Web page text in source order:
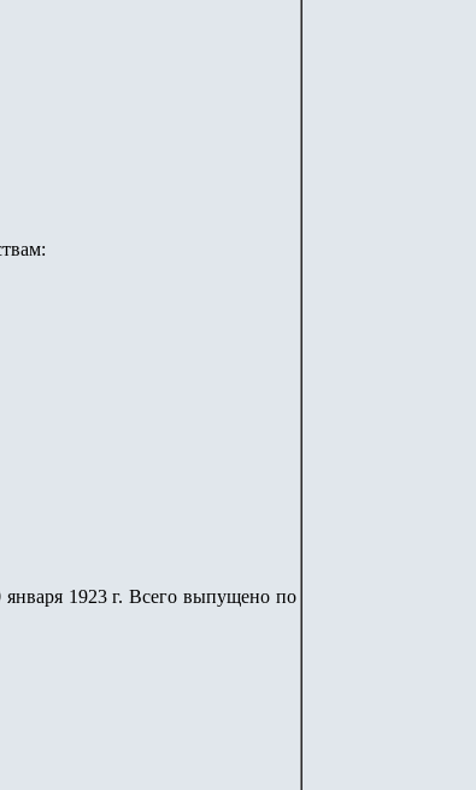
января 1923 г. Всего выпущено по